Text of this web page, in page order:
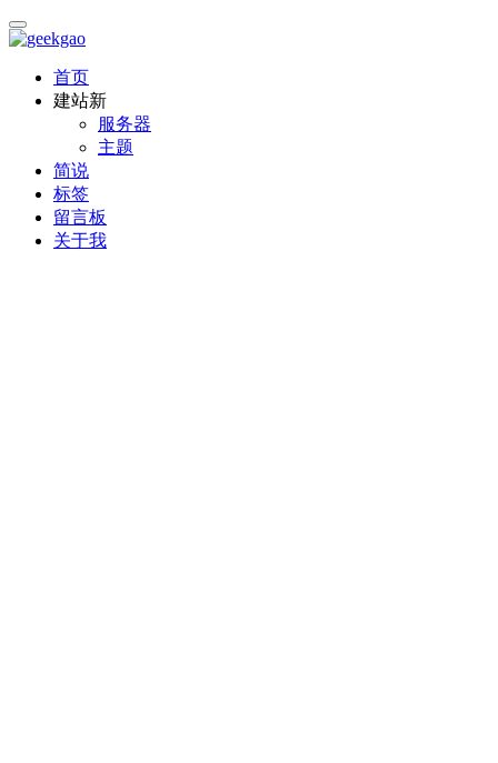
首页
建站新
服务器
主题
简说
标签
留言板
关于我